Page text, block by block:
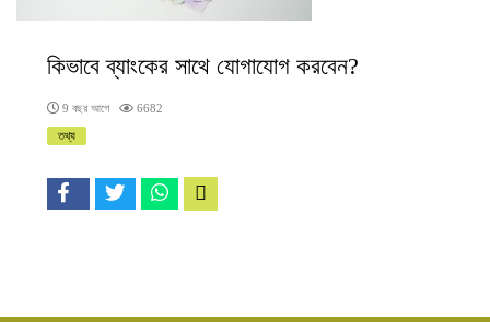
কিভাবে ব্যাংকের সাথে যোগাযোগ করবেন?
9 বছর আগে 6682
তথ্য